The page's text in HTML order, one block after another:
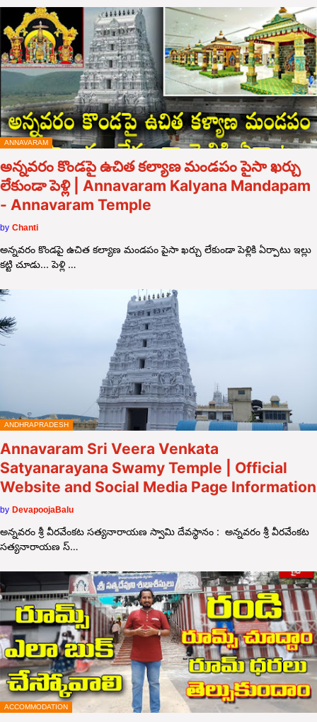
ANNAVARAM
అన్నవరం కొండపై ఉచిత కల్యాణ మండపం పైసా ఖర్చు
లేకుండా పెళ్లి | Annavaram Kalyana Mandapam
- Annavaram Temple
by Chanti
అన్నవరం కొండపై ఉచిత కల్యాణ మండపం పైసా ఖర్చు లేకుండా పెళ్లికి ఏర్పాటు ఇల్లు
కట్టి చూడు... పెళ్లి …
ANDHRAPRADESH
Annavaram Sri Veera Venkata
Satyanarayana Swamy Temple | Official
Website and Social Media Page Information
by DevapoojaBalu
అన్నవరం శ్రీ వీరవేంకట సత్యనారాయణ స్వామి దేవస్థానం : అన్నవరం శ్రీ వీరవేంకట
సత్యనారాయణ స్…
ACCOMMODATION